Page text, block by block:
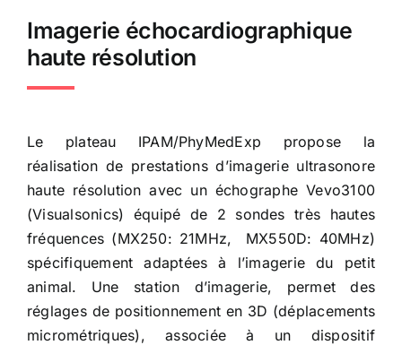
Imagerie échocardiographique
haute résolution
Le plateau IPAM/PhyMedExp propose la
réalisation de prestations d’imagerie ultrasonore
haute résolution avec un échographe Vevo3100
(Visualsonics) équipé de 2 sondes très hautes
fréquences (MX250: 21MHz, MX550D: 40MHz)
spécifiquement adaptées à l’imagerie du petit
animal. Une station d’imagerie, permet des
réglages de positionnement en 3D (déplacements
micrométriques), associée à un dispositif